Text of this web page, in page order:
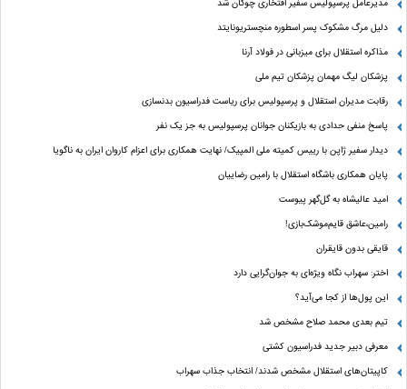
مدیرعامل پرسپولیس سفیر افتخاری چوگان شد
دلیل مرگ مشکوک پسر اسطوره منچستریونایتد
مذاکره استقلال برای میزبانی در فولاد آرنا
پزشکان لیگ مهمان پزشکان تیم ملی
رقابت مدیران استقلال و پرسپولیس برای ریاست فدراسیون بدنسازی
پاسخ منفی حدادی به بازیکنان جوانان پرسپولیس به جز یک نفر
دیدار سفیر ژاپن با رییس کمیته ملی المپیک/ نهایت همکاری برای اعزام کاروان ایران به ناگویا
پایان همکاری باشگاه استقلال با رامین رضاییان
امید عالیشاه به گل‌گهر پیوست
رامین،عاشق قایم‌موشک‌بازی!
قایقی بدون قایقران
اختر: سهراب نگاه ویژه‌ای به جوان‌گرایی دارد
این پول‌ها از کجا می‌آید؟
تیم بعدی محمد صلاح مشخص شد
معرفی دبیر جدید فدراسیون کشتی
کاپیتان‌های استقلال مشخص شدند/ انتخاب جذاب سهراب